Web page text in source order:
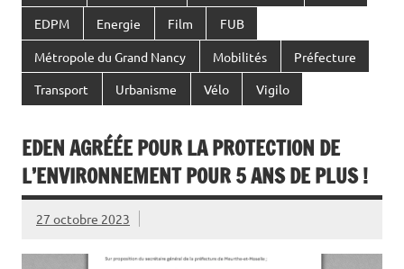
EDPM Energie Film FUB
Métropole du Grand Nancy Mobilités Préfecture
Transport Urbanisme Vélo Vigilo
EDEN AGRÉÉE POUR LA PROTECTION DE
L’ENVIRONNEMENT POUR 5 ANS DE PLUS !
27 octobre 2023